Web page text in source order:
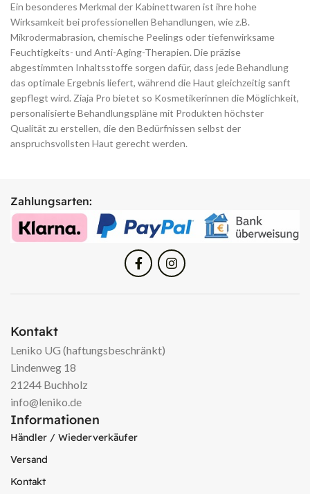
Ein besonderes Merkmal der Kabinettwaren ist ihre hohe
Wirksamkeit bei professionellen Behandlungen, wie z.B.
Mikrodermabrasion, chemische Peelings oder tiefenwirksame
Feuchtigkeits- und Anti-Aging-Therapien. Die präzise
abgestimmten Inhaltsstoffe sorgen dafür, dass jede Behandlung
das optimale Ergebnis liefert, während die Haut gleichzeitig sanft
gepflegt wird. Ziaja Pro bietet so Kosmetikerinnen die Möglichkeit,
personalisierte Behandlungspläne mit Produkten höchster
Qualität zu erstellen, die den Bedürfnissen selbst der
anspruchsvollsten Haut gerecht werden.
Zahlungsarten:
Kontakt
Leniko UG (haftungsbeschränkt)
Lindenweg 18
21244 Buchholz
info@leniko.de
Informationen
Händler / Wiederverkäufer
Versand
Kontakt